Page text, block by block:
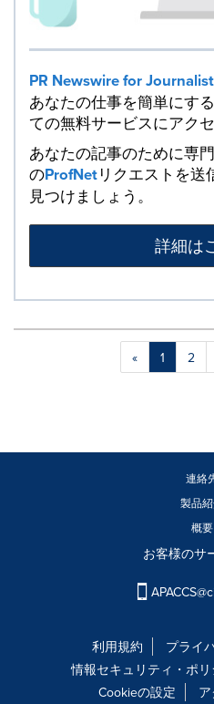
PR Newswire for
あなたの仕事を簡単にす
ての無料サービスにアク
あなたの記事のために専
のProfNetリクエストを送
見つけましょう。
詳細は
« 1 2
連絡
製品
概要
お客様のサ
利用規約
プライ
情報セキュリティ・ポリ
Cookieの設定